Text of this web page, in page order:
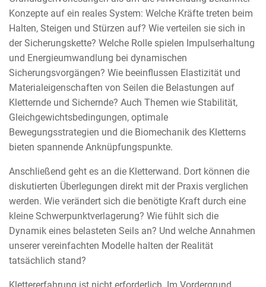
Konzepte auf ein reales System: Welche Kräfte treten beim
Halten, Steigen und Stürzen auf? Wie verteilen sie sich in
der Sicherungskette? Welche Rolle spielen Impulserhaltung
und Energieumwandlung bei dynamischen
Sicherungsvorgängen? Wie beeinflussen Elastizität und
Materialeigenschaften von Seilen die Belastungen auf
Kletternde und Sichernde? Auch Themen wie Stabilität,
Gleichgewichtsbedingungen, optimale
Bewegungsstrategien und die Biomechanik des Kletterns
bieten spannende Anknüpfungspunkte.
Anschließend geht es an die Kletterwand. Dort können die
diskutierten Überlegungen direkt mit der Praxis verglichen
werden. Wie verändert sich die benötigte Kraft durch eine
kleine Schwerpunktverlagerung? Wie fühlt sich die
Dynamik eines belasteten Seils an? Und welche Annahmen
unserer vereinfachten Modelle halten der Realität
tatsächlich stand?